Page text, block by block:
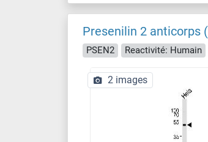
Presenilin 2 anticorps
PSEN2 Reactivité: Humain
2 images